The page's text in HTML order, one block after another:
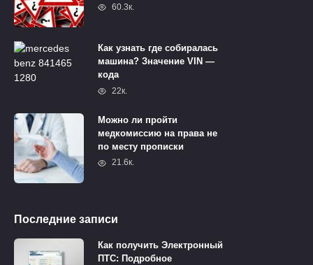
60.3к.
Как узнать где собиралась
машина? Значение VIN —
кода
22к.
Можно ли пройти
медкомиссию на права не
по месту прописки
21.6к.
Последние записи
Как получить Электронный
ПТС: Подробное